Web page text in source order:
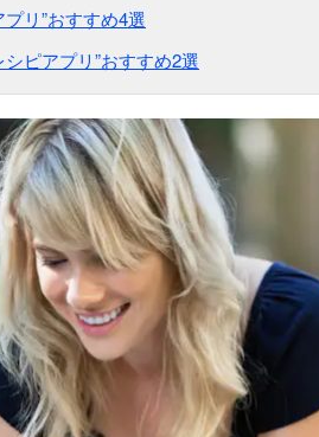
リ”おすすめ4選
ピアプリ”おすすめ2選